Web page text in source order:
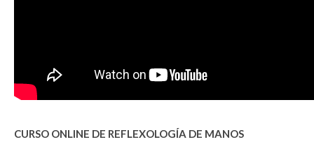
CURSO ONLINE DE REFLEXOLOGÍA DE MANOS